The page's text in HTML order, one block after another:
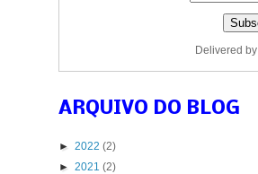
Delivered by
ARQUIVO DO BLOG
► 2022 (2)
► 2021 (2)